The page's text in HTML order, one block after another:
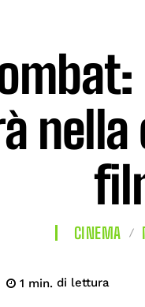
CINEMA
1 min. di lettura